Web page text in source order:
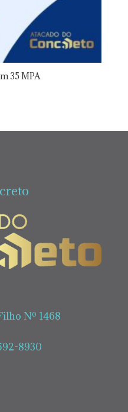
35 MPA
Nº 1468
8930